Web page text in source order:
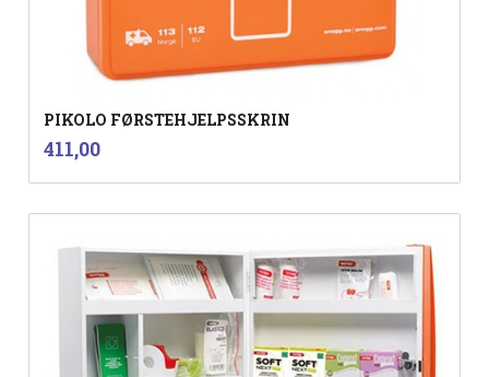
PIKOLO FØRSTEHJELPSSKRIN
Pris
411,00